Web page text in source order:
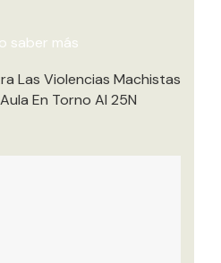
saber más
Las Violencias Machistas
En Torno Al 25N